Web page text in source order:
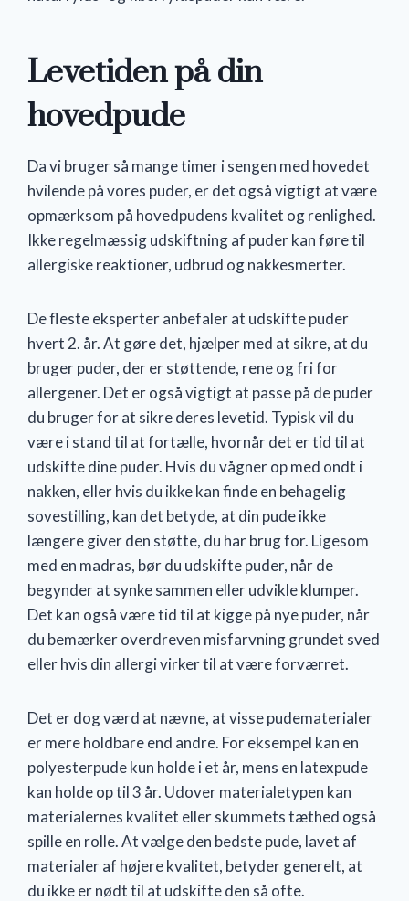
Levetiden på din
hovedpude
Da vi bruger så mange timer i sengen med hovedet
hvilende på vores puder, er det også vigtigt at være
opmærksom på hovedpudens kvalitet og renlighed.
Ikke regelmæssig udskiftning af puder kan føre til
allergiske reaktioner, udbrud og nakkesmerter.
De fleste eksperter anbefaler at udskifte puder
hvert 2. år. At gøre det, hjælper med at sikre, at du
bruger puder, der er støttende, rene og fri for
allergener. Det er også vigtigt at passe på de puder
du bruger for at sikre deres levetid. Typisk vil du
være i stand til at fortælle, hvornår det er tid til at
udskifte dine puder. Hvis du vågner op med ondt i
nakken, eller hvis du ikke kan finde en behagelig
sovestilling, kan det betyde, at din pude ikke
længere giver den støtte, du har brug for. Ligesom
med en madras, bør du udskifte puder, når de
begynder at synke sammen eller udvikle klumper.
Det kan også være tid til at kigge på nye puder, når
du bemærker overdreven misfarvning grundet sved
eller hvis din allergi virker til at være forværret.
Det er dog værd at nævne, at visse pudematerialer
er mere holdbare end andre. For eksempel kan en
polyesterpude kun holde i et år, mens en latexpude
kan holde op til 3 år. Udover materialetypen kan
materialernes kvalitet eller skummets tæthed også
spille en rolle. At vælge den bedste pude, lavet af
materialer af højere kvalitet, betyder generelt, at
du ikke er nødt til at udskifte den så ofte.